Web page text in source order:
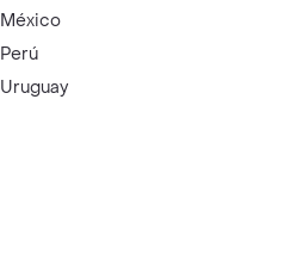
México
Perú
Uruguay